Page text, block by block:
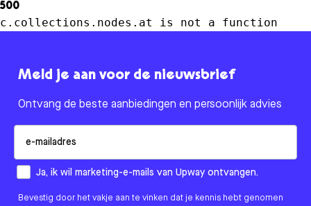
500
c.collections.nodes.at is not a function
Meld je aan voor de nieuwsbrief
Ontvang de beste aanbiedingen en persoonlijk advies
How would you like to hear from us?
Ja, ik wil marketing-e-mails van Upway ontvangen.
Bevestig door het vakje aan te vinken dat je kennis hebt genomen